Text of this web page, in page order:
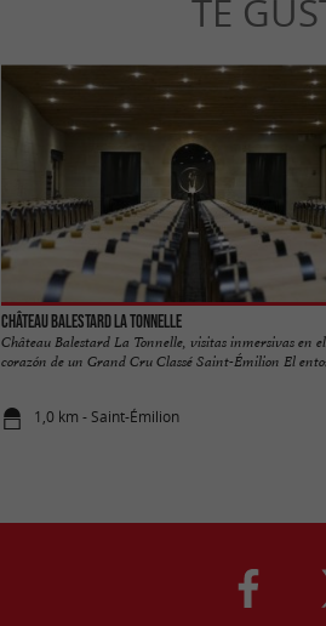
TE
Château Balestard La Tonnelle
Château Balestard La Tonnelle, visitas inmersivas en el
corazón de un Grand Cru Classé Saint-Émilion El
1,0 km - Saint-Émilion